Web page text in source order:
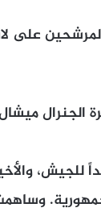
على
الجنرال
للجيش،